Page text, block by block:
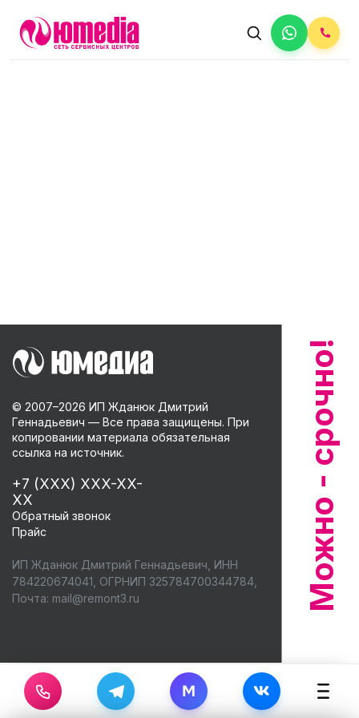
© 2007–2026 ИП Жданюк Дмитрий
Геннадьевич — Все права защищены. При
копировании материала обязательная
ссылка на источник.
+7 (XXX) XXX-XX-
XX
Обратный звонок
Прайс
ИП Жданюк Дмитрий Геннадьевич, ИНН
784220674041, ОГРНИП 325784700344784,
Почта: mail@remont3.ru
M